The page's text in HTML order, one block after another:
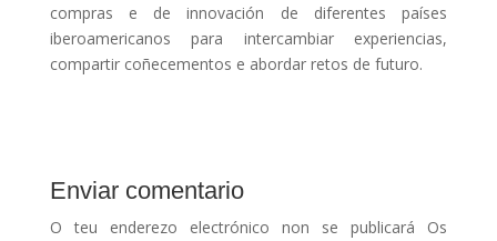
compras e de innovación de diferentes países
iberoamericanos para intercambiar experiencias,
compartir coñecementos e abordar retos de futuro.
Enviar comentario
O teu enderezo electrónico non se publicará
Os